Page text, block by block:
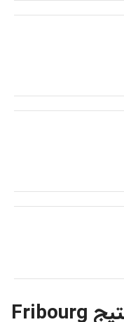
توتون پیپ فرایبورگ وینتیج Fribourg